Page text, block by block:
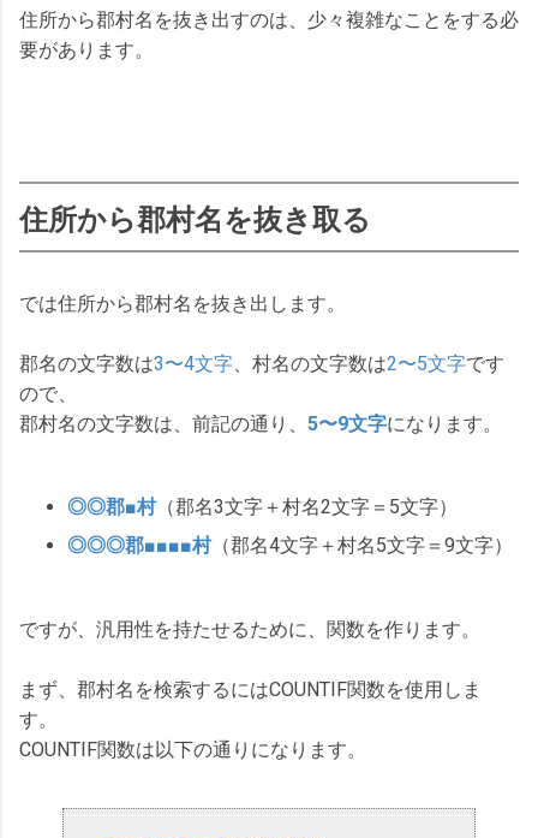
住所から郡村名を抜き出すのは、少々複雑なことをする必
要があります。
住所から郡村名を抜き取る
では住所から郡村名を抜き出します。
郡名の文字数は3〜4文字、村名の文字数は2〜5文字です
ので、
郡村名の文字数は、前記の通り、 5〜9文字になります。
◎◎郡■村（郡名3文字＋村名2文字＝5文字）
◎◎◎郡■■■■村（郡名4文字＋村名5文字＝9文字）
ですが、汎用性を持たせるために、関数を作ります。
まず、郡村名を検索するにはCOUNTIF関数を使用しま
す。
COUNTIF関数は以下の通りになります。